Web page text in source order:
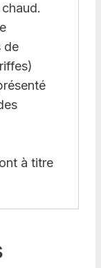
de
à titre